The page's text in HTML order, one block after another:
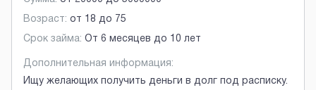
Возраст: от 18 до 75
Срок займа: От 6 месяцев до 10 лет
Дополнительная информация:
Ищу желающих получить деньги в долг под расписку.